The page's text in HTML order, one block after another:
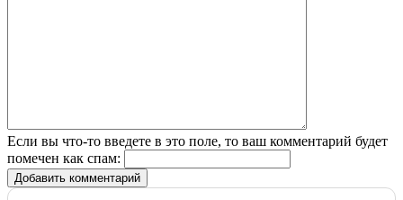
Если вы что-то введете в это поле, то ваш комментарий будет
помечен как спам:
Добавить комментарий